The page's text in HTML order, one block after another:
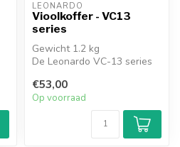
LEONARDO
Vioolkoffer - VC13
series
Gewicht 1.2 kg
De Leonardo VC-13 series
beginners...
€53,00
Op voorraad